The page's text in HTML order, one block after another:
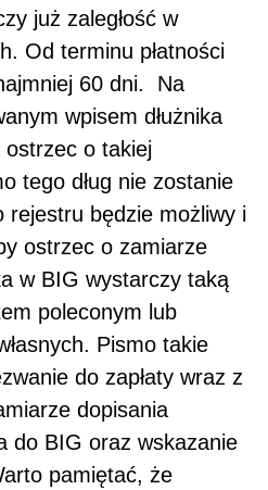
już zaległość w
Od terminu płatności
60 dni. Na
wpisem dłużnika
o takiej
tego dług nie zostanie
rejestru będzie możliwy i
ostrzec o zamiarze
w BIG wystarczy taką
poleconym lub
Pismo takie
do zapłaty wraz z
dopisania
do BIG oraz wskazanie
pamiętać, że